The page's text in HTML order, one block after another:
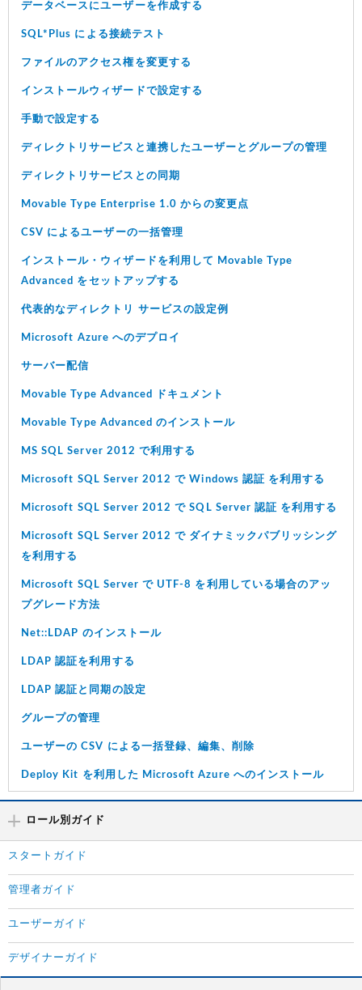
データベースにユーザーを作成する
SQL*Plus による接続テスト
ファイルのアクセス権を変更する
インストールウィザードで設定する
手動で設定する
ディレクトリサービスと連携したユーザーとグループの管理
ディレクトリサービスとの同期
Movable Type Enterprise 1.0 からの変更点
CSV によるユーザーの一括管理
インストール・ウィザードを利用して Movable Type
Advanced をセットアップする
代表的なディレクトリ サービスの設定例
Microsoft Azure へのデプロイ
サーバー配信
Movable Type Advanced ドキュメント
Movable Type Advanced のインストール
MS SQL Server 2012 で利用する
Microsoft SQL Server 2012 で Windows 認証 を利用する
Microsoft SQL Server 2012 で SQL Server 認証 を利用する
Microsoft SQL Server 2012 で ダイナミックパブリッシング
を利用する
Microsoft SQL Server で UTF-8 を利用している場合のアッ
プグレード方法
Net::LDAP のインストール
LDAP 認証を利用する
LDAP 認証と同期の設定
グループの管理
ユーザーの CSV による一括登録、編集、削除
Deploy Kit を利用した Microsoft Azure へのインストール
ロール別ガイド
スタートガイド
管理者ガイド
ユーザーガイド
デザイナーガイド